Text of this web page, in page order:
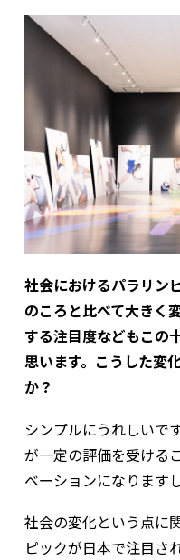
社会におけるパラリン
のころと比べて大きく
する注目度などもこの
思います。こうした変
か？
シンプルにうれしいで
が一定の評価を受ける
ベーションになります
社会の変化という点に
ピックが日本で注目さ